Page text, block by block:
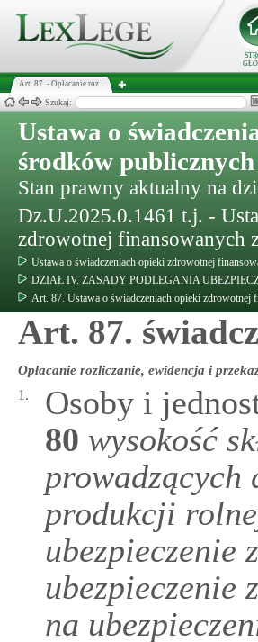
Art. 87. - Opłacanie roz...
Szukaj:
Ustawa o
środków publicznych
Stan prawny aktualny na
Dz.U.2025.0.1461 t.j. -
zdrowotnej finansowanych
Ustawa o świadczeniach opieki zdrowotnej
DZIAŁ IV. ZASADY PODLEGANIA
Art. 87. Ustawa o świadczeniach opieki zdrowotnej
Art. 87.
Opłacanie rozliczanie, ewidencja i
1.
Osoby i
80 wysokość
prowadzących
produkcji
ubezpieczenie
ubezpieczenie
na